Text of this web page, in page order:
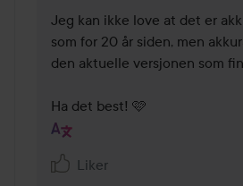
Jeg kan ikke love at det er
som for 20 år siden, men
den aktuelle versjonen som
Ha det best! 🩷
Liker